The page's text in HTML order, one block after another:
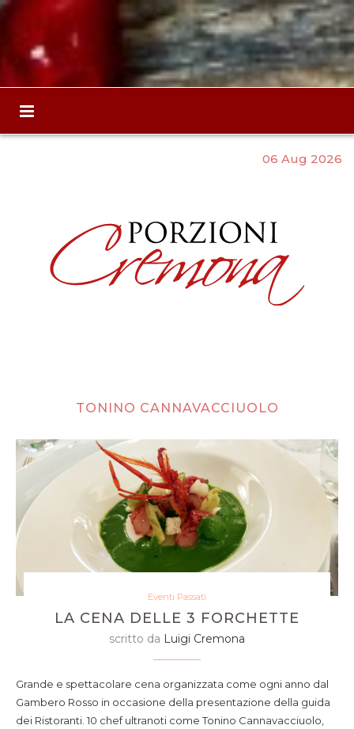
06 Aug 2026
TONINO CANNAVACCIUOLO
Eventi Passati
LA CENA DELLE 3 FORCHETTE
scritto da Luigi Cremona
Grande e spettacolare cena organizzata come ogni anno dal
Gambero Rosso in occasione della presentazione della guida
dei Ristoranti. 10 chef ultranoti come Tonino Cannavacciuolo,